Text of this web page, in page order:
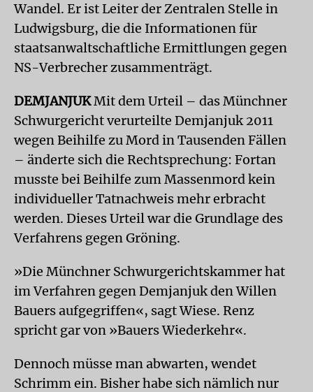
Wandel. Er ist Leiter der Zentralen Stelle in
Ludwigsburg, die die Informationen für
staatsanwaltschaftliche Ermittlungen gegen
NS-Verbrecher zusammenträgt.
DEMJANJUKMit dem Urteil – das Münchner
Schwurgericht verurteilte Demjanjuk 2011
wegen Beihilfe zu Mord in Tausenden Fällen
– änderte sich die Rechtsprechung: Fortan
musste bei Beihilfe zum Massenmord kein
individueller Tatnachweis mehr erbracht
werden. Dieses Urteil war die Grundlage des
Verfahrens gegen Gröning.
»Die Münchner Schwurgerichtskammer hat
im Verfahren gegen Demjanjuk den Willen
Bauers aufgegriffen«, sagt Wiese. Renz
spricht gar von »Bauers Wiederkehr«.
Dennoch müsse man abwarten, wendet
Schrimm ein. Bisher habe sich nämlich nur